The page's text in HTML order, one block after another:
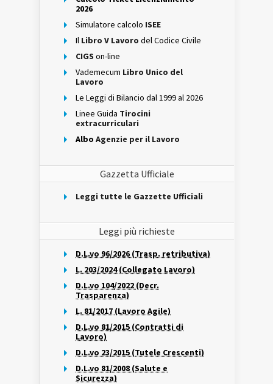
2026
Simulatore calcolo ISEE
Il Libro V Lavoro del Codice Civile
CIGS on-line
Vademecum Libro Unico del
Lavoro
Le Leggi di Bilancio dal 1999 al 2026
Linee Guida Tirocini
extracurriculari
Albo Agenzie per il Lavoro
Gazzetta Ufficiale
Leggi tutte le Gazzette Ufficiali
Leggi più richieste
D.L.vo 96/2026 (Trasp. retributiva)
L. 203/2024 (Collegato Lavoro)
D.L.vo 104/2022 (Decr.
Trasparenza)
L. 81/2017 (Lavoro Agile)
D.L.vo 81/2015 (Contratti di
Lavoro)
D.L.vo 23/2015 (Tutele Crescenti)
D.L.vo 81/2008 (Salute e
Sicurezza)